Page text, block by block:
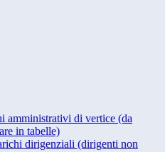
amministrativi di vertice (da
in tabelle)
dirigenziali (dirigenti non